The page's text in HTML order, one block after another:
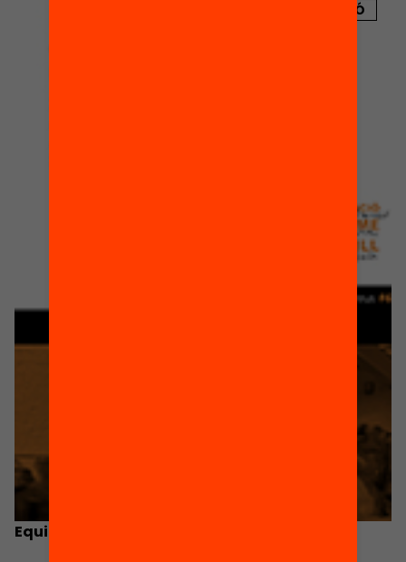
PUBLICACIÓ
Equitat i resultats educatius a Catalunya